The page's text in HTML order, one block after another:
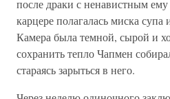
после драки с ненавистным
карцере полагалась миска супа
Камера была темной, сырой и
сохранить тепло Чапмен
стараясь зарыться в него.